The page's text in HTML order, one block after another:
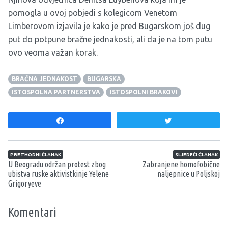
pomogla u ovoj pobjedi s kolegicom Venetom
Limberovom izjavila je kako je pred Bugarskom još dug
put do potpune bračne jednakosti, ali da je na tom putu
ovo veoma važan korak.
BRAČNA JEDNAKOST
BUGARSKA
ISTOSPOLNA PARTNERSTVA
ISTOSPOLNI BRAKOVI
Navigacija članaka
PRETHODNI ČLANAK
U Beogradu održan protest zbog
ubistva ruske aktivistkinje Yelene
Grigoryeve
SLJEDEĆI ČLANAK
Zabranjene homofobične
naljepnice u Poljskoj
Komentari